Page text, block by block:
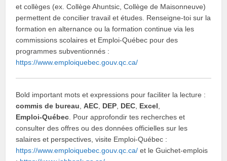
et collèges (ex. Collège Ahuntsic, Collège de Maisonneuve)
permettent de concilier travail et études. Renseigne‑toi sur la
formation en alternance ou la formation continue via les
commissions scolaires et Emploi‑Québec pour des
programmes subventionnés :
https://www.emploiquebec.gouv.qc.ca/
Bold important mots et expressions pour faciliter la lecture :
commis de bureau ,AEC DEP DEC Excel
Emploi‑Québec . Pour approfondir tes recherches et
consulter des offres ou des données officielles sur les
salaires et perspectives, visite Emploi‑Québec :
https://www.emploiquebec.gouv.qc.ca/ et le Guichet‑emplois